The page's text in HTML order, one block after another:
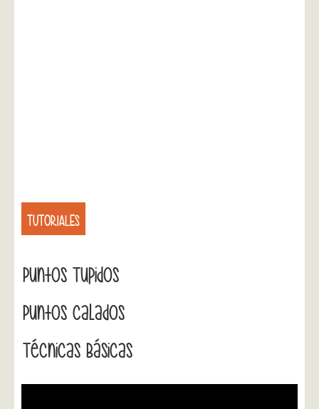
TUTORIALES
Puntos Tupidos
Puntos Calados
Técnicas Básicas